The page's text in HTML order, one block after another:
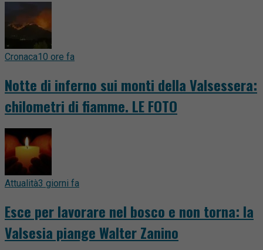
Cronaca10 ore fa
Notte di inferno sui monti della Valsessera:
chilometri di fiamme. LE FOTO
Attualità3 giorni fa
Esce per lavorare nel bosco e non torna: la
Valsesia piange Walter Zanino